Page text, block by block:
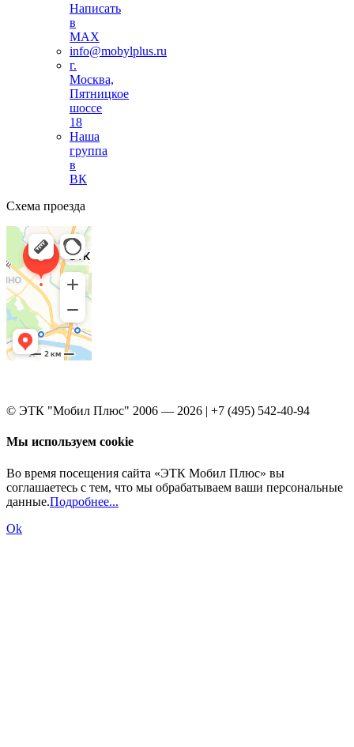
Написать
в
MAX
info@mobylplus.ru
г.
Москва,
Пятницкое
шоссе
18
Наша
группа
в
ВК
Схема проезда
© ЭТК "Мобил Плюс" 2006 — 2026 | +7 (495) 542-40-94
Мы используем cookie
Во время посещения сайта «ЭТК Мобил Плюс» вы
соглашаетесь с тем, что мы обрабатываем ваши персональные
данные.Подробнее...
Ok